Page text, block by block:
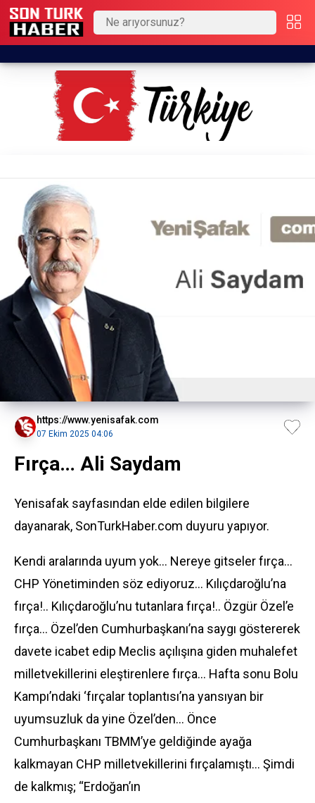
https://www.yenisafak.com
07 Ekim 2025 04:06
Fırça… Ali Saydam
Yenisafak sayfasından elde edilen bilgilere
dayanarak, SonTurkHaber.com duyuru yapıyor.
Kendi aralarında uyum yok… Nereye gitseler fırça…
CHP Yönetiminden söz ediyoruz… Kılıçdaroğlu’na
fırça!.. Kılıçdaroğlu’nu tutanlara fırça!.. Özgür Özel’e
fırça… Özel’den Cumhurbaşkanı’na saygı göstererek
davete icabet edip Meclis açılışına giden muhalefet
milletvekillerini eleştirenlere fırça… Hafta sonu Bolu
Kampı’ndaki ‘fırçalar toplantısı’na yansıyan bir
uyumsuzluk da yine Özel’den… Önce
Cumhurbaşkanı TBMM’ye geldiğinde ayağa
kalkmayan CHP milletvekillerini fırçalamıştı… Şimdi
de kalkmış; “Erdoğan’ın